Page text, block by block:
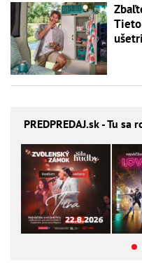
PREDPREDAJ.sk - Tu sa